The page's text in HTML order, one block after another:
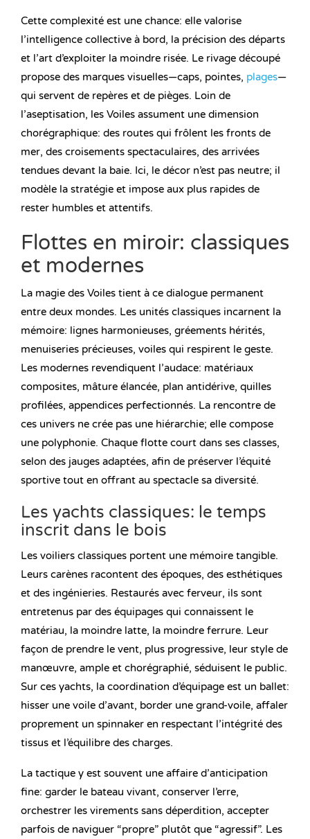
Cette complexité est une chance: elle valorise
l’intelligence collective à bord, la précision des départs
et l’art d’exploiter la moindre risée. Le rivage découpé
propose des marques visuelles—caps, pointes, plages—
qui servent de repères et de pièges. Loin de
l’aseptisation, les Voiles assument une dimension
chorégraphique: des routes qui frôlent les fronts de
mer, des croisements spectaculaires, des arrivées
tendues devant la baie. Ici, le décor n’est pas neutre; il
modèle la stratégie et impose aux plus rapides de
rester humbles et attentifs.
Flottes en miroir: classiques
et modernes
La magie des Voiles tient à ce dialogue permanent
entre deux mondes. Les unités classiques incarnent la
mémoire: lignes harmonieuses, gréements hérités,
menuiseries précieuses, voiles qui respirent le geste.
Les modernes revendiquent l’audace: matériaux
composites, mâture élancée, plan antidérive, quilles
profilées, appendices perfectionnés. La rencontre de
ces univers ne crée pas une hiérarchie; elle compose
une polyphonie. Chaque flotte court dans ses classes,
selon des jauges adaptées, afin de préserver l’équité
sportive tout en offrant au spectacle sa diversité.
Les yachts classiques: le temps
inscrit dans le bois
Les voiliers classiques portent une mémoire tangible.
Leurs carènes racontent des époques, des esthétiques
et des ingénieries. Restaurés avec ferveur, ils sont
entretenus par des équipages qui connaissent le
matériau, la moindre latte, la moindre ferrure. Leur
façon de prendre le vent, plus progressive, leur style de
manœuvre, ample et chorégraphié, séduisent le public.
Sur ces yachts, la coordination d’équipage est un ballet:
hisser une voile d’avant, border une grand-voile, affaler
proprement un spinnaker en respectant l’intégrité des
tissus et l’équilibre des charges.
La tactique y est souvent une affaire d’anticipation
fine: garder le bateau vivant, conserver l’erre,
orchestrer les virements sans déperdition, accepter
parfois de naviguer “propre” plutôt que “agressif”. Les